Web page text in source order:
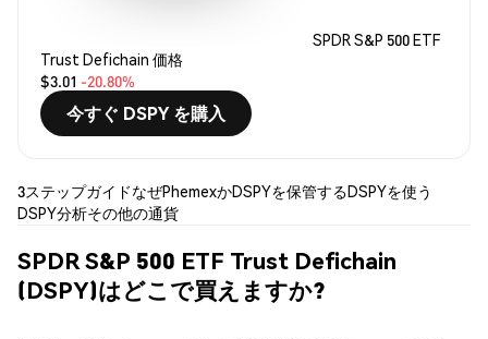
SPDR S&P 500 ETF
Trust Defichain 価格
$3.01 -20.80%
今すぐ DSPY を購入
3ステップガイドなぜPhemexかDSPYを保管するDSPYを使う
DSPY分析その他の通貨
SPDR S&P 500 ETF Trust Defichain
(DSPY)はどこで買えますか?